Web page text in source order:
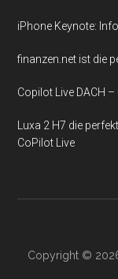
iPhone Keynote:
finanzen.net ist die
Copilot Live DACH
Luxa 2 H7 die
CoPilot Live
Copyright ©